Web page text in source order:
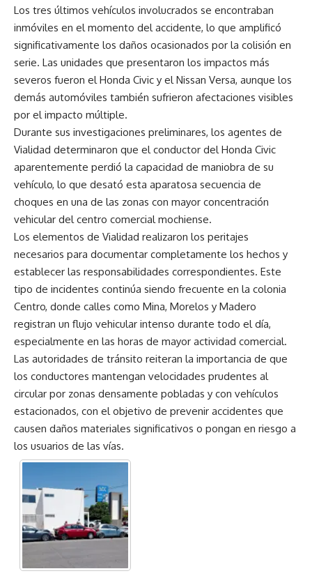
Los tres últimos vehículos involucrados se encontraban
inmóviles en el momento del accidente, lo que amplificó
significativamente los daños ocasionados por la colisión en
serie. Las unidades que presentaron los impactos más
severos fueron el Honda Civic y el Nissan Versa, aunque los
demás automóviles también sufrieron afectaciones visibles
por el impacto múltiple.
Durante sus investigaciones preliminares, los agentes de
Vialidad determinaron que el conductor del Honda Civic
aparentemente perdió la capacidad de maniobra de su
vehículo, lo que desató esta aparatosa secuencia de
choques en una de las zonas con mayor concentración
vehicular del centro comercial mochiense.
Los elementos de Vialidad realizaron los peritajes
necesarios para documentar completamente los hechos y
establecer las responsabilidades correspondientes. Este
tipo de incidentes continúa siendo frecuente en la colonia
Centro, donde calles como Mina, Morelos y Madero
registran un flujo vehicular intenso durante todo el día,
especialmente en las horas de mayor actividad comercial.
Las autoridades de tránsito reiteran la importancia de que
los conductores mantengan velocidades prudentes al
circular por zonas densamente pobladas y con vehículos
estacionados, con el objetivo de prevenir accidentes que
causen daños materiales significativos o pongan en riesgo a
los usuarios de las vías.